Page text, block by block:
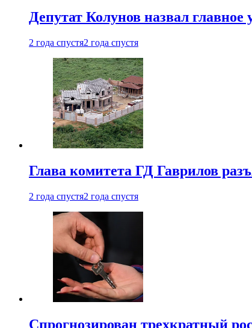
Депутат Колунов назвал
2 года спустя2 года спустя
Глава комитета ГД Гаврилов
2 года спустя2 года спустя
Спрогнозирован трехкратный